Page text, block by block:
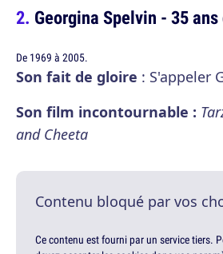
Georgina Spelvin - 35
De 1969 à 2005.
Son fait de gloire : S'appeler
Son film incontournable :
and Cheeta
Contenu bloqué par vos
Ce contenu est fourni par un service tiers.